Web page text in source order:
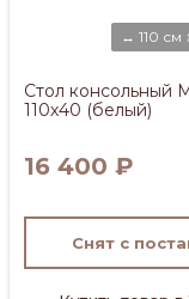
↔ 110 см
Стол консольный
110х40 (белый)
16 400 ₽
Снят с